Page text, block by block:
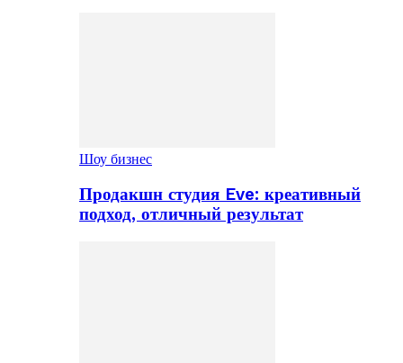
Шоу бизнес
Продакшн студия Eve: креативный
подход, отличный результат